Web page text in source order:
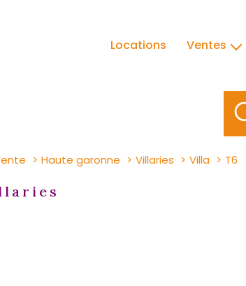
Locations Ventes
immobilier neuf
Haute garonne Villaries Villa T6